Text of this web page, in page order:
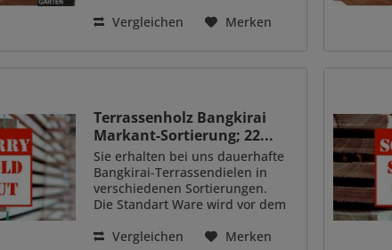
können wir ihnen exzellente
Vergleichen Merken
Terrassenholz Bangkirai
Markant-Sortierung; 22...
Sie erhalten bei uns dauerhafte
Bangkirai-Terrassendielen in
verschiedenen Sortierungen.
Die Standart Ware wird vor dem
können wir ihnen schöne/solide
Vergleichen Merken